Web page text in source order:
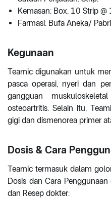
Kemasan: Box, 10 Strip @
Farmasi: Bufa Aneka/
Kegunaan
Teamic digunakan untuk
pasca operasi, nyeri dan
gangguan
osteoartritis. Selain itu,
gigi dan dismenorea primer
Dosis & Cara
Teamic termasuk dalam
Dosis dan Cara
dan Resep dokter: